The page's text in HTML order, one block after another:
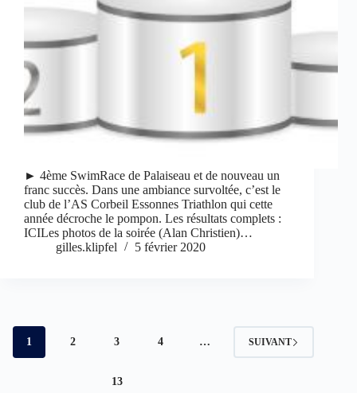
► 4ème SwimRace de Palaiseau et de nouveau un
franc succès. Dans une ambiance survoltée, c’est le
club de l’AS Corbeil Essonnes Triathlon qui cette
année décroche le pompon. Les résultats complets :
ICILes photos de la soirée (Alan Christien)…
gilles.klipfel
5 février 2020
1 2 3 4 …
13
SUIVANT